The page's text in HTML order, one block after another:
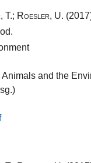
T.; Roesler, U.
and the